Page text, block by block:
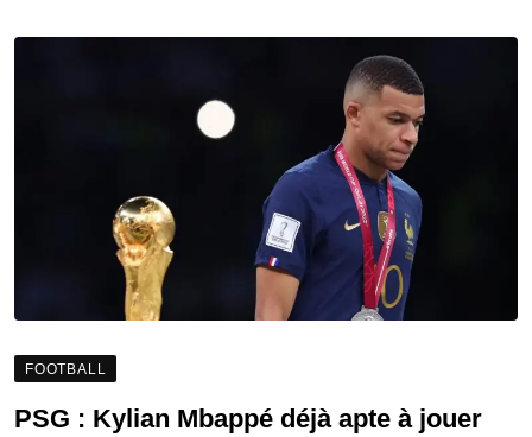
FOOTBALL
PSG : Kylian Mbappé déjà apte à jouer